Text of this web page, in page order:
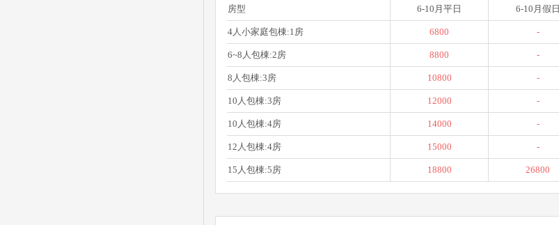
房型 6-10月平日 6-10月假日
4人小家庭包棟:1房 6800 -
6~8人包棟:2房 8800 -
8人包棟:3房 10800 -
10人包棟:3房 12000 -
10人包棟:4房 14000 -
12人包棟:4房 15000 -
15人包棟:5房 18800 26800